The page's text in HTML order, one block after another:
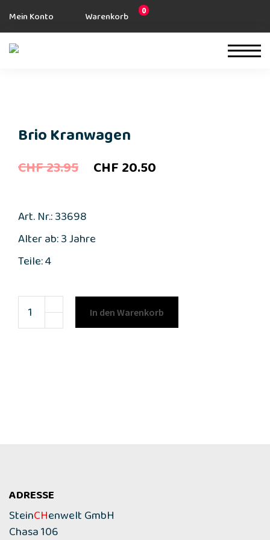
Mein Konto Warenkorb 0
Brio Kranwagen
CHF23.95 Ursprünglicher
CHF 23.95
CHF20.50
Art. Nr.: 33698
Alter ab: 3 Jahre
Teile: 4
In den Warenkorb
ADRESSE
SteinCHenwelt GmbH